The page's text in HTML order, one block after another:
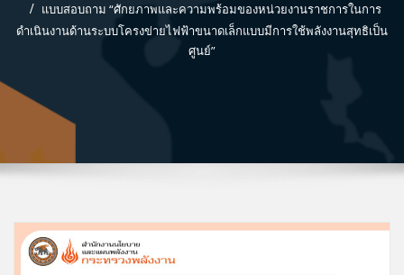
แบบสอบถาม “ศักยภาพและความพร้อมของหน่วยงานราชการในการ
ดำเนินงานด้านระบบโครงข่ายไฟฟ้าขนาดเล็กแบบมีการใช้พลังงานสุทธิเป็น
ศูนย์”